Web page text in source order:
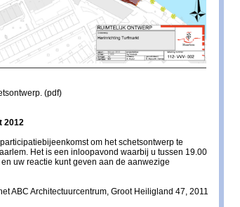
(pdf)
2012
om het schetsontwerp te
Het is een inloopavond waarbij u tussen 19.00
uw reactie kunt geven aan de aanwezige
ABC Architectuurcentrum, Groot Heiligland 47, 2011